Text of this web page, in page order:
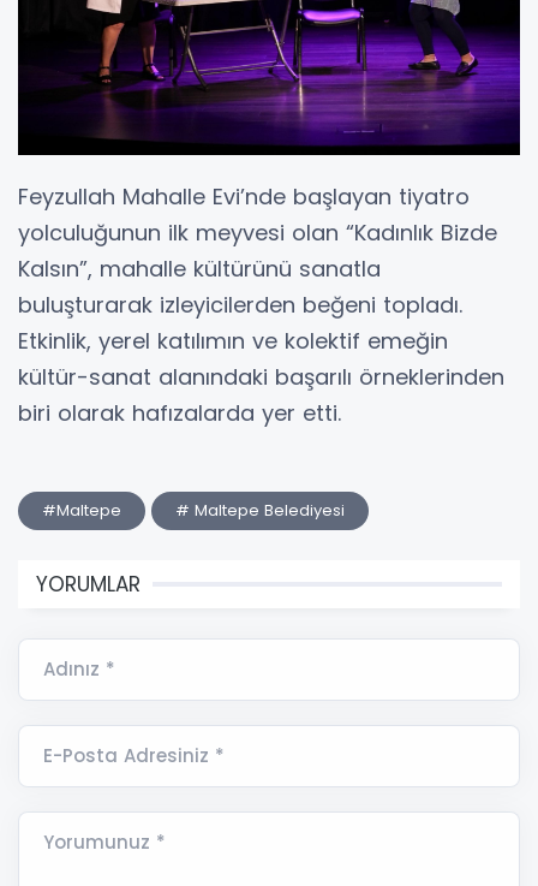
Feyzullah Mahalle Evi’nde başlayan tiyatro
yolculuğunun ilk meyvesi olan “Kadınlık Bizde
Kalsın”, mahalle kültürünü sanatla
buluşturarak izleyicilerden beğeni topladı.
Etkinlik, yerel katılımın ve kolektif emeğin
kültür-sanat alanındaki başarılı örneklerinden
biri olarak hafızalarda yer etti.
#Maltepe # Maltepe Belediyesi
YORUMLAR
Adınız *
E-Posta Adresiniz *
Yorumunuz *